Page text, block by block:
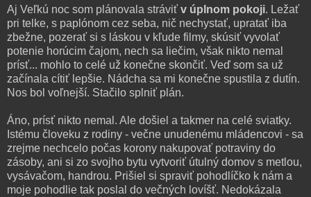
Aj Veľkú noc som plánovala stráviť v úplnom pokoji. Ležať
pri telke, s paplónom cez seba, nič nechystať, upratať iba
zbežne, pozerať si s láskou v kľude filmy, skúsiť vyvolať
potenie horúcim čajom, nech sa liečim, však nikto nemal
prísť... mohlo to celé už konečne skončiť. Veď som sa už
začínala cítiť lepšie. Nádcha sa mi konečne spustila z dutín.
Nos bol voľnejší. Stačilo splniť plán.
Áno, prísť nikto nemal. Ale došiel a takmer na celé sviatky.
Istému človeku z rodiny - večne unudenému mládencovi - sa
zrejme nechcelo počas korony nakupovať potraviny do
zásoby, ani si zo svojho bytu vytvoriť útulný domov s metlou,
vysávačom, handrou. Prišiel si spraviť pohodlíčko k nám a
moje pohodlie tak poslal do večných lovíšť. Nedokázala